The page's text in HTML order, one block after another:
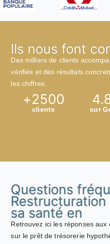
Ils nous font
Des milliers de clients
vérifiés et des résultats
les chiffres.
clients
+2500
sur
Questions
sa santé en
Retrouvez ici les réponses
sur le prêt de trésorerie